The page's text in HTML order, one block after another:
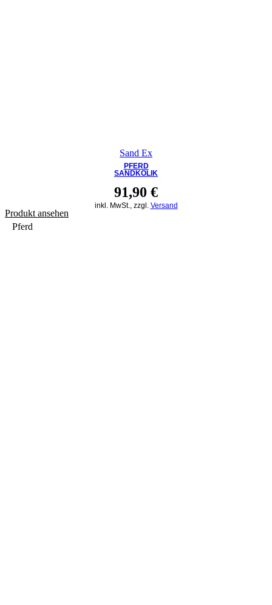
Sand Ex
PFERD
SANDKOLIK
91,90 €
inkl. MwSt., zzgl. Versand
Produkt ansehen
Pferd